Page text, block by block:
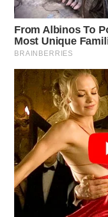
WAHANANEWS
NET
SPORT
WAHANA
UMKM
WAHANA
SELEB
WAHANA
PERSONA